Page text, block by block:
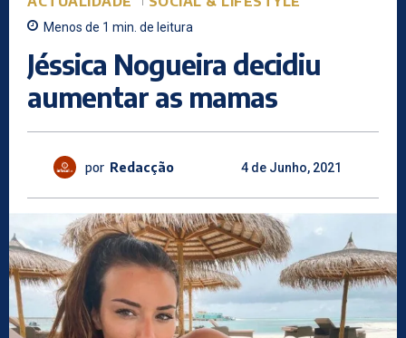
Menos de 1 min. de leitura
Jéssica Nogueira decidiu
aumentar as mamas
por Redacção 4 de Junho, 2021